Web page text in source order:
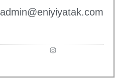
admin@eniyiyatak.com